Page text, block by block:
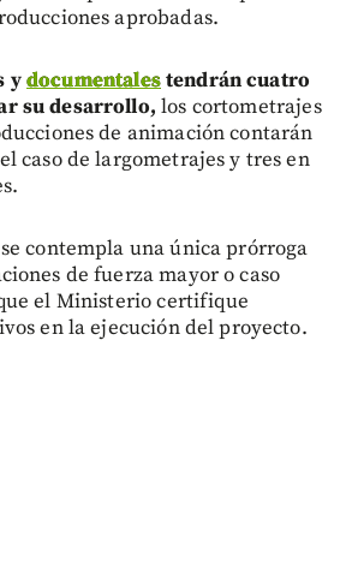
aprobadas.
ydocumentalestendrán cuatro
su desarrollo, los cortometrajes
de animación contarán
caso de largometrajes y tres en
se contempla una única prórroga
de fuerza mayor o caso
el Ministerio certifique
en la ejecución del proyecto.